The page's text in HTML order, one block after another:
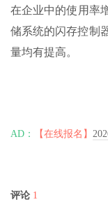
在企业中的使用率
储系统的闪存控制
量均有提高。
AD： 【在线报名】
评论 1